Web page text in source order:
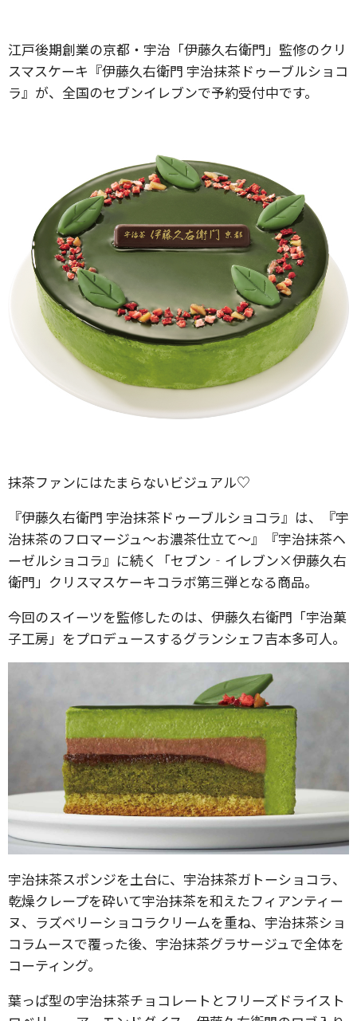
江戸後期創業の京都・宇治「伊藤久右衛門」監修のクリ
スマスケーキ『伊藤久右衛門 宇治抹茶ドゥーブルショコ
ラ』が、全国のセブンイレブンで予約受付中です。
抹茶ファンにはたまらないビジュアル♡
『伊藤久右衛門 宇治抹茶ドゥーブルショコラ』は、『宇
治抹茶のフロマージュ～お濃茶仕立て～』『宇治抹茶ヘ
ーゼルショコラ』に続く「セブン‐イレブン×伊藤久右
衛門」クリスマスケーキコラボ第三弾となる商品。
今回のスイーツを監修したのは、伊藤久右衛門「宇治菓
子工房」をプロデュースするグランシェフ吉本多可人。
宇治抹茶スポンジを土台に、宇治抹茶ガトーショコラ、
乾燥クレープを砕いて宇治抹茶を和えたフィアンティー
ヌ、ラズベリーショコラクリームを重ね、宇治抹茶ショ
コラムースで覆った後、宇治抹茶グラサージュで全体を
コーティング。
葉っぱ型の宇治抹茶チョコレートとフリーズドライスト